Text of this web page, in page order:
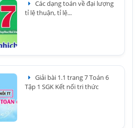
Các dạng toán về đại lượng
tỉ lệ thuận, tỉ lệ...
Giải bài 1.1 trang 7 Toán 6
Tập 1 SGK Kết nối tri thức